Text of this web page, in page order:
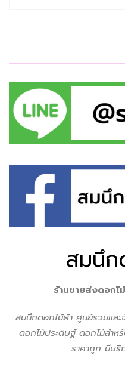
สมนึก
ร้านขายส่งดอกไ
สมนึกดอกไม้ผ้า ศูนย์รวมเเล
ดอกไม้ประดิษฐ์ ดอกไม้สำห
ราคาถูก มีบริ